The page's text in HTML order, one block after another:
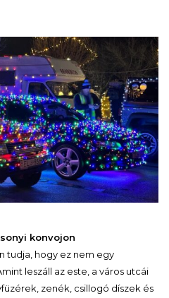
konvojon
tudja, hogy ez nem egy
leszáll az este, a város utcái
zenék, csillogó díszek és